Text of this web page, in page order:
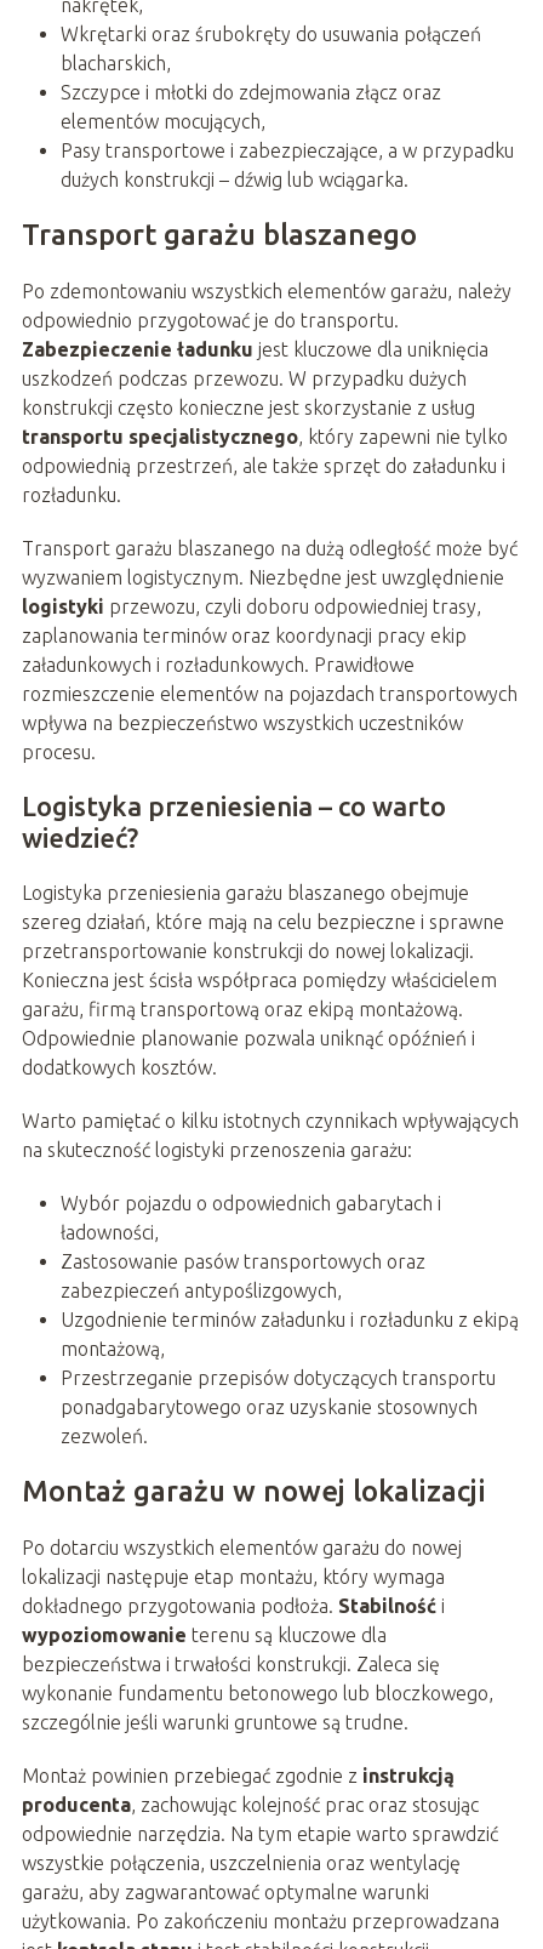
nakrętek,
Wkrętarki oraz śrubokręty do usuwania połączeń
blacharskich,
Szczypce i młotki do zdejmowania złącz oraz
elementów mocujących,
Pasy transportowe i zabezpieczające, a w przypadku
dużych konstrukcji – dźwig lub wciągarka.
Transport garażu blaszanego
Po zdemontowaniu wszystkich elementów garażu, należy
odpowiednio przygotować je do transportu.
Zabezpieczenie ładunku jest kluczowe dla uniknięcia
uszkodzeń podczas przewozu. W przypadku dużych
konstrukcji często konieczne jest skorzystanie z usług
transportu specjalistycznego, który zapewni nie tylko
odpowiednią przestrzeń, ale także sprzęt do załadunku i
rozładunku.
Transport garażu blaszanego na dużą odległość może być
wyzwaniem logistycznym. Niezbędne jest uwzględnienie
logistyki przewozu, czyli doboru odpowiedniej trasy,
zaplanowania terminów oraz koordynacji pracy ekip
załadunkowych i rozładunkowych. Prawidłowe
rozmieszczenie elementów na pojazdach transportowych
wpływa na bezpieczeństwo wszystkich uczestników
procesu.
Logistyka przeniesienia – co warto
wiedzieć?
Logistyka przeniesienia garażu blaszanego obejmuje
szereg działań, które mają na celu bezpieczne i sprawne
przetransportowanie konstrukcji do nowej lokalizacji.
Konieczna jest ścisła współpraca pomiędzy właścicielem
garażu, firmą transportową oraz ekipą montażową.
Odpowiednie planowanie pozwala uniknąć opóźnień i
dodatkowych kosztów.
Warto pamiętać o kilku istotnych czynnikach wpływających
na skuteczność logistyki przenoszenia garażu:
Wybór pojazdu o odpowiednich gabarytach i
ładowności,
Zastosowanie pasów transportowych oraz
zabezpieczeń antypoślizgowych,
Uzgodnienie terminów załadunku i rozładunku z ekipą
montażową,
Przestrzeganie przepisów dotyczących transportu
ponadgabarytowego oraz uzyskanie stosownych
zezwoleń.
Montaż garażu w nowej lokalizacji
Po dotarciu wszystkich elementów garażu do nowej
lokalizacji następuje etap montażu, który wymaga
dokładnego przygotowania podłoża. Stabilnośći
wypoziomowanie terenu są kluczowe dla
bezpieczeństwa i trwałości konstrukcji. Zaleca się
wykonanie fundamentu betonowego lub bloczkowego,
szczególnie jeśli warunki gruntowe są trudne.
Montaż powinien przebiegać zgodnie z instrukcją
producenta, zachowując kolejność prac oraz stosując
odpowiednie narzędzia. Na tym etapie warto sprawdzić
wszystkie połączenia, uszczelnienia oraz wentylację
garażu, aby zagwarantować optymalne warunki
użytkowania. Po zakończeniu montażu przeprowadzana